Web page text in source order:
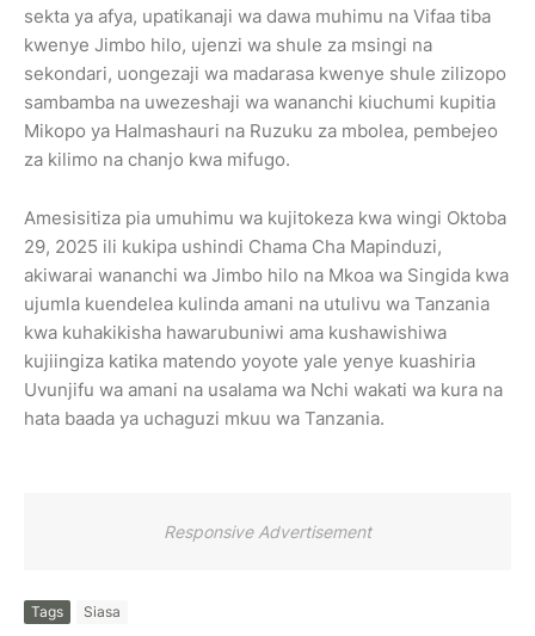
sekta ya afya, upatikanaji wa dawa muhimu na Vifaa tiba
kwenye Jimbo hilo, ujenzi wa shule za msingi na
sekondari, uongezaji wa madarasa kwenye shule zilizopo
sambamba na uwezeshaji wa wananchi kiuchumi kupitia
Mikopo ya Halmashauri na Ruzuku za mbolea, pembejeo
za kilimo na chanjo kwa mifugo.
Amesisitiza pia umuhimu wa kujitokeza kwa wingi Oktoba
29, 2025 ili kukipa ushindi Chama Cha Mapinduzi,
akiwarai wananchi wa Jimbo hilo na Mkoa wa Singida kwa
ujumla kuendelea kulinda amani na utulivu wa Tanzania
kwa kuhakikisha hawarubuniwi ama kushawishiwa
kujiingiza katika matendo yoyote yale yenye kuashiria
Uvunjifu wa amani na usalama wa Nchi wakati wa kura na
hata baada ya uchaguzi mkuu wa Tanzania.
Responsive Advertisement
Tags Siasa